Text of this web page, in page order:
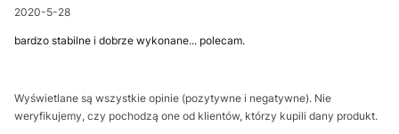
2020-5-28
bardzo stabilne i dobrze wykonane... polecam.
Wyświetlane są wszystkie opinie (pozytywne i negatywne). Nie
weryfikujemy, czy pochodzą one od klientów, którzy kupili dany produkt.